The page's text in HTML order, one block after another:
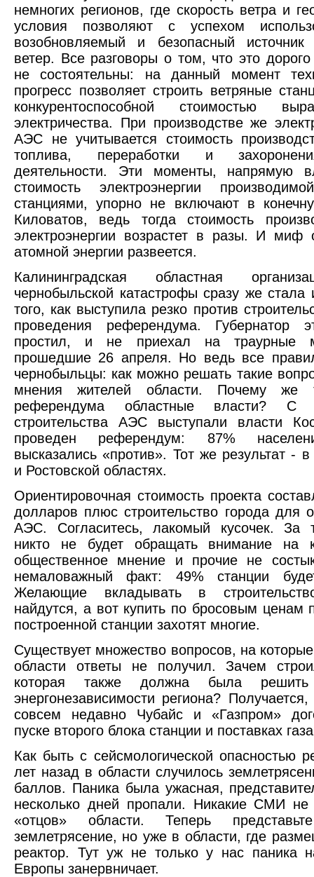
немногих регионов, где скорость ветра и
условия позволяют с успехом
возобновляемый и безопасный источник
ветер. Все разговоры о том, что это
не состоятельны: на данный момент
прогресс позволяет строить ветряные
конкурентоспособной стоимостью
электричества. При производстве же
АЭС не учитывается стоимость
топлива, переработки и
деятельности. Эти моменты, напрямую
стоимость электроэнергии
станциями, упорно не включают в
Киловатов, ведь тогда стоимость
электроэнергии возрастет в разы. И миф
атомной энергии развеется.
Калининградская областная
чернобыльской катастрофы сразу же стала
того, как выступила резко против
проведения референдума. Губернатор
простил, и не приехал на траурные
прошедшие 26 апреля. Но ведь все
чернобыльцы: как можно решать такие
мнения жителей области. Почему же
референдума областные власти? С
строительства АЭС выступали власти
проведен референдум: 87%
высказались «против». Тот же результат -
и Ростовской областях.
Ориентировочная стоимость проекта
долларов плюс строительство города для
АЭС. Согласитесь, лакомый кусочек. За
никто не будет обращать внимание на
общественное мнение и прочие не
немаловажный факт: 49% станции
Желающие вкладывать в
найдутся, а вот купить по бросовым ценам
построенной станции захотят многие.
Существует множество вопросов, на
области ответы не получил. Зачем
которая также должна была
энергонезависимости региона?
совсем недавно Чубайс и «Газпром»
пуске второго блока станции и поставках
Как быть с сейсмологической опасностью
лет назад в области случилось
баллов. Паника была ужасная,
несколько дней пропали. Никакие СМИ не
«отцов» области. Теперь
землетрясение, но уже в области, где
реактор. Тут уж не только у нас паника
Европы занервничает.